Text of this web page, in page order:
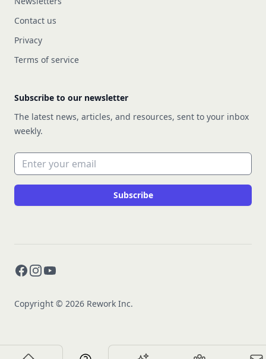
Contact us
Privacy
Terms of service
Subscribe to our newsletter
The latest news, articles, and resources, sent to your inbox
weekly.
Email address
Subscribe
Facebook
Instagram
YouTube
Copyright © 2026 Rework Inc.